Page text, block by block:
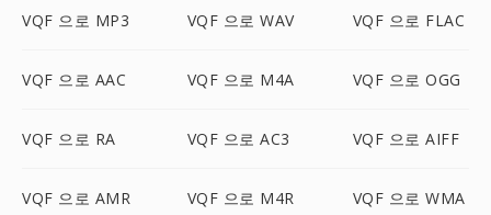
VQF 으로 MP3 VQF 으로 WAV VQF 으로 FLAC
VQF 으로 AAC VQF 으로 M4A VQF 으로 OGG
VQF 으로 RA VQF 으로 AC3 VQF 으로 AIFF
VQF 으로 AMR VQF 으로 M4R VQF 으로 WMA